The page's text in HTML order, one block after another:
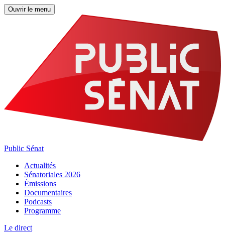
Ouvrir le menu
Public Sénat
Actualités
Sénatoriales 2026
Émissions
Documentaires
Podcasts
Programme
Le direct